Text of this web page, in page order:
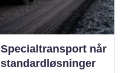
Specialtransport når
standardløsninger